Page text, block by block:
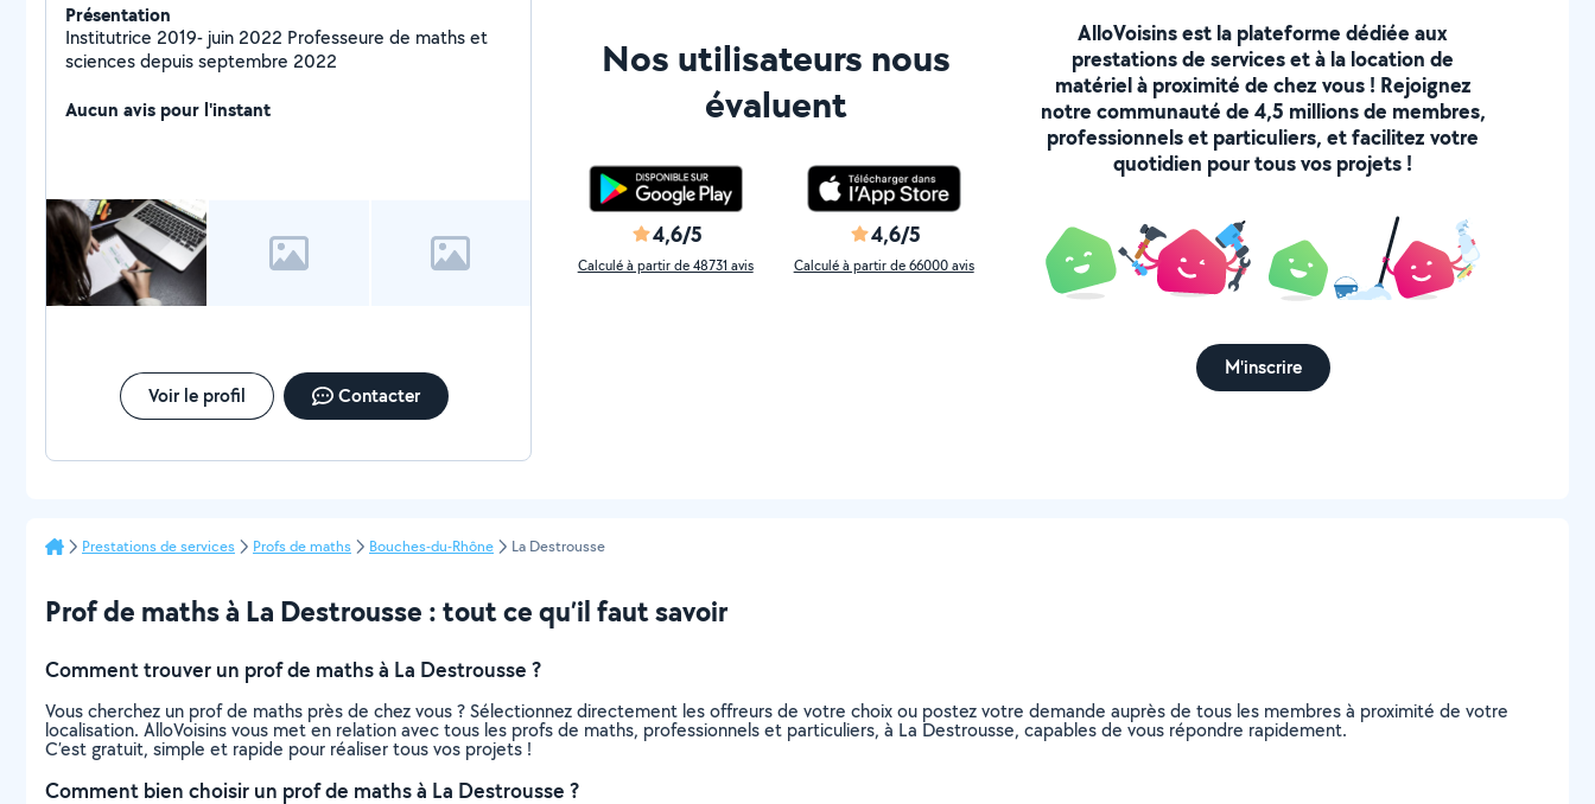
Présentation
Institutrice 2019- juin 2022 Professeure de maths et
sciences depuis septembre 2022
Aucun avis pour l'instant
Voir le profil Contacter
Nos utilisateurs nous
évaluent
4,6/5
Calculé à partir de 48731 avis
4,6/5
Calculé à partir de 66000 avis
AlloVoisins est la plateforme dédiée aux
prestations de services et à la location de
matériel à proximité de chez vous ! Rejoignez
notre communauté de 4,5 millions de membres,
professionnels et particuliers, et facilitez votre
quotidien pour tous vos projets !
M'inscrire
Prestations de services Profs de maths Bouches-du-Rhône La Destrousse
Prof de maths à La Destrousse : tout ce qu’il faut savoir
Comment trouver un prof de maths à La Destrousse ?
Vous cherchez un prof de maths près de chez vous ? Sélectionnez directement les offreurs de votre choix ou postez votre demande auprès de tous les membres à proximité de votre
localisation. AlloVoisins vous met en relation avec tous les profs de maths, professionnels et particuliers, à La Destrousse, capables de vous répondre rapidement.
C’est gratuit, simple et rapide pour réaliser tous vos projets !
Comment bien choisir un prof de maths à La Destrousse ?